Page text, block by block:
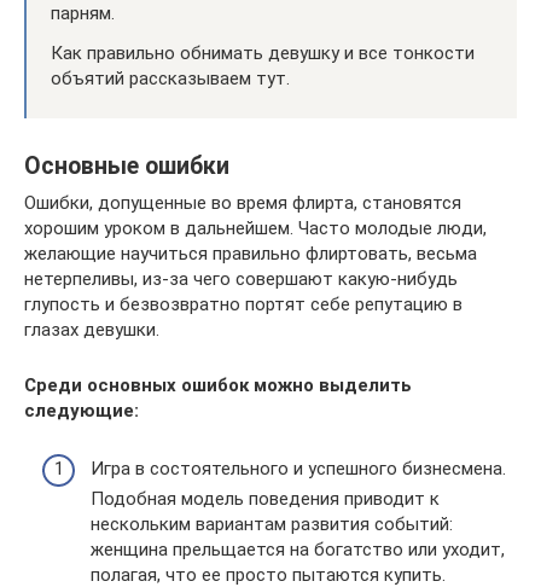
парням.
Как правильно обнимать девушку и все тонкости
объятий рассказываем тут.
Основные ошибки
Ошибки, допущенные во время флирта, становятся
хорошим уроком в дальнейшем. Часто молодые люди,
желающие научиться правильно флиртовать, весьма
нетерпеливы, из-за чего совершают какую-нибудь
глупость и безвозвратно портят себе репутацию в
глазах девушки.
Среди основных ошибок можно выделить
следующие:
Игра в состоятельного и успешного бизнесмена.
Подобная модель поведения приводит к
нескольким вариантам развития событий:
женщина прельщается на богатство или уходит,
полагая, что ее просто пытаются купить.